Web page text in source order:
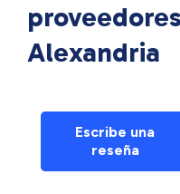
Alexandria
Escribe una
reseña